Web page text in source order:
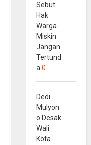
Sebut
Hak
Warga
Miskin
Jangan
Tertund
a 0
Dedi
Mulyon
o Desak
Wali
Kota